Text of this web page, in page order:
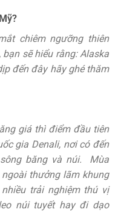
chiêm ngưỡng thiên
sẽ hiểu rằng: Alaska
đến đây hãy ghé thăm
giá thì điểm đầu tiên
gia Denali, nơi có đến
băng và núi. Mùa
thưởng lãm khung
trải nghiệm thú vị
núi tuyết hay đi dạo